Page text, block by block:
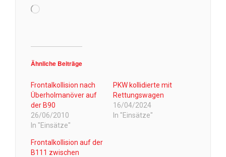
Wird
Ähnliche Beiträge
Frontalkollision nach
Überholmanöver auf
der B90
26/06/2010
In "Einsätze"
PKW kollidierte mit
Rettungswagen
16/04/2024
In "Einsätze"
Frontalkollision auf der
B111 zwischen